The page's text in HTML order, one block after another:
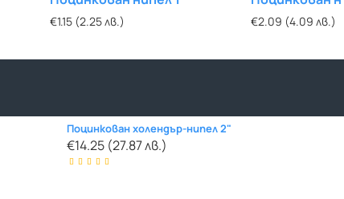
€1.15 (2.25 лв.) €2.09 (4.09 лв.)
Поцинкован холендър-нипел 2"
€14.25 (27.87 лв.)